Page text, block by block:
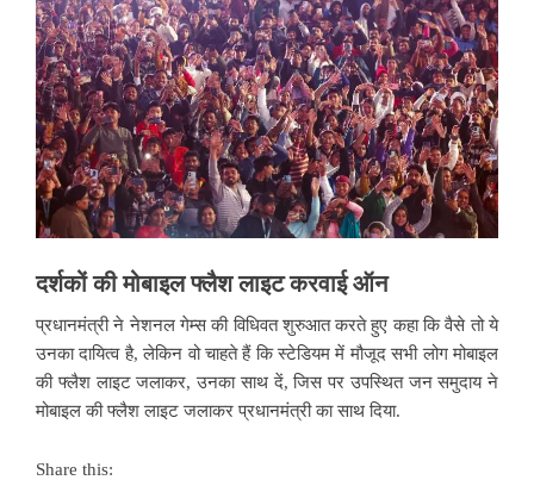
दर्शकोंकीमोबाइलफ्लैशलाइटकरवाईऑन
प्रधानमंत्री ने नेशनल गेम्स की विधिवत शुरुआत करते हुए कहा कि वैसे तो ये
उनका दायित्व है, लेकिन वो चाहते हैं कि स्टेडियम में मौजूद सभी लोग मोबाइल
की फ्लैश लाइट जलाकर, उनका साथ दें, जिस पर उपस्थित जन समुदाय ने
मोबाइल की फ्लैश लाइट जलाकर प्रधानमंत्री का साथ दिया.
Share this: